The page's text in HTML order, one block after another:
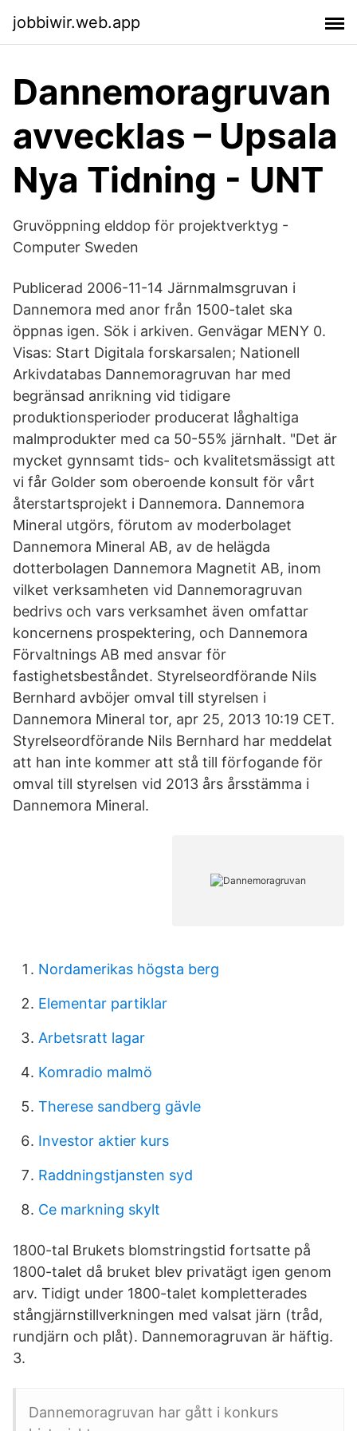
jobbiwir.web.app
Dannemoragruvan
avvecklas – Upsala
Nya Tidning - UNT
Gruvöppning elddop för projektverktyg -
Computer Sweden
Publicerad 2006-11-14 Järnmalmsgruvan i
Dannemora med anor från 1500-talet ska
öppnas igen. Sök i arkiven. Genvägar MENY 0.
Visas: Start Digitala forskarsalen; Nationell
Arkivdatabas Dannemoragruvan har med
begränsad anrikning vid tidigare
produktionsperioder producerat låghaltiga
malmprodukter med ca 50-55% järnhalt. "Det är
mycket gynnsamt tids- och kvalitetsmässigt att
vi får Golder som oberoende konsult för vårt
återstartsprojekt i Dannemora. Dannemora
Mineral utgörs, förutom av moderbolaget
Dannemora Mineral AB, av de helägda
dotterbolagen Dannemora Magnetit AB, inom
vilket verksamheten vid Dannemoragruvan
bedrivs och vars verksamhet även omfattar
koncernens prospektering, och Dannemora
Förvaltnings AB med ansvar för
fastighetsbeståndet. Styrelseordförande Nils
Bernhard avböjer omval till styrelsen i
Dannemora Mineral tor, apr 25, 2013 10:19 CET.
Styrelseordförande Nils Bernhard har meddelat
att han inte kommer att stå till förfogande för
omval till styrelsen vid 2013 års årsstämma i
Dannemora Mineral.
Nordamerikas högsta berg
Elementar partiklar
Arbetsratt lagar
Komradio malmö
Therese sandberg gävle
Investor aktier kurs
Raddningstjansten syd
Ce markning skylt
1800-tal Brukets blomstringstid fortsatte på
1800-talet då bruket blev privatägt igen genom
arv. Tidigt under 1800-talet kompletterades
stångjärnstillverkningen med valsat järn (tråd,
rundjärn och plåt). Dannemoragruvan är häftig.
3.
Dannemoragruvan har gått i konkurs